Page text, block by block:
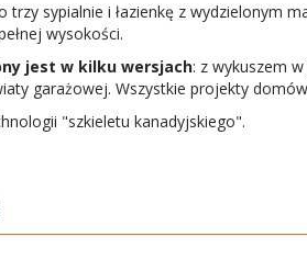
sypialnie i łazienkę z wydzielonym
wysokości.
jest w kilku wersjach: z wykuszem
garażowej. Wszystkie projekty
"szkieletu kanadyjskiego".